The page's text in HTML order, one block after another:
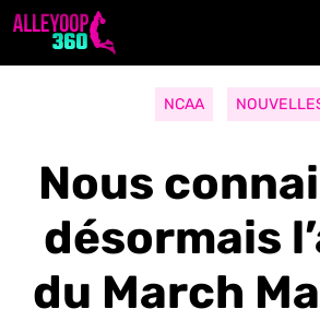
Aller
NCAA
Nous
désormais
du March